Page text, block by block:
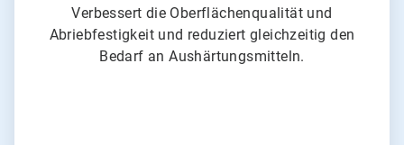
Verbessert die Oberflächenqualität und
Abriebfestigkeit und reduziert gleichzeitig den
Bedarf an Aushärtungsmitteln.